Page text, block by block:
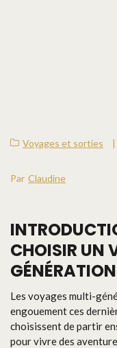
Voyages et sorties |
Par Claudine
CHOISIR UN
Les voyages multi-
engouement ces
choisissent de partir
pour vivre des